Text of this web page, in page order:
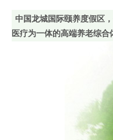
中国龙城国际颐养度假区
医疗为一体的高端养老综